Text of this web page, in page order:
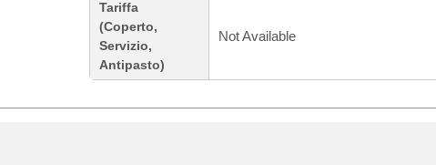
Tariffa
(Coperto,
Servizio,
Antipasto)
Not Available